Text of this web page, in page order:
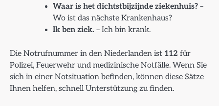
Waar is het dichtstbijzijnde ziekenhuis? –
Wo ist das nächste Krankenhaus?
Ik ben ziek. – Ich bin krank.
Die Notrufnummer in den Niederlanden ist 112 für
Polizei, Feuerwehr und medizinische Notfälle. Wenn Sie
sich in einer Notsituation befinden, können diese Sätze
Ihnen helfen, schnell Unterstützung zu finden.